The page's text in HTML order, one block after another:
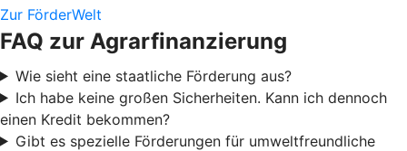
Zur FörderWelt
FAQ zur Agrarfinanzierung
Wie sieht eine staatliche Förderung aus?
Ich habe keine großen Sicherheiten. Kann ich dennoch
einen Kredit bekommen?
Gibt es spezielle Förderungen für umweltfreundliche